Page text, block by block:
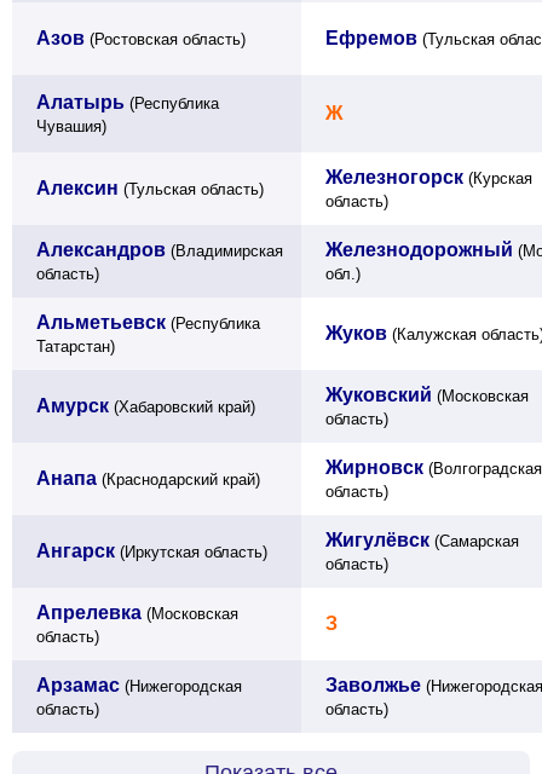
Азов (Ростовская область) Ефремов (Тульская
Алатырь (Республика
Чувашия)
Ж
Алексин (Тульская область)
Железногорск (Курская
область)
Александров (Владимирская
область)
Железнодорожный
обл.)
Альметьевск (Республика
Татарстан)
Жуков (Калужская
Амурск (Хабаровский край)
Жуковский (Московская
область)
Анапа (Краснодарский край)
Жирновск (Волгоградская
область)
Ангарск (Иркутская область)
Жигулёвск (Самарская
область)
Апрелевка (Московская
область)
З
Арзамас (Нижегородская
область)
Заволжье (Нижегородская
область)